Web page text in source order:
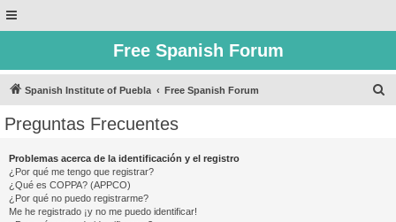
Free Spanish Forum
Spanish Institute of Puebla Free Spanish Forum
Preguntas Frecuentes
Problemas acerca de la identificación y el registro
¿Por qué me tengo que registrar?
¿Qué es COPPA? (APPCO)
¿Por qué no puedo registrarme?
Me he registrado ¡y no me puedo identificar!